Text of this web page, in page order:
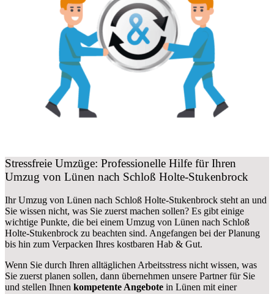
Stressfreie Umzüge: Professionelle Hilfe für Ihren
Umzug von Lünen nach Schloß Holte-Stukenbrock
Ihr Umzug von Lünen nach Schloß Holte-Stukenbrock steht an und
Sie wissen nicht, was Sie zuerst machen sollen? Es gibt einige
wichtige Punkte, die bei einem Umzug von Lünen nach Schloß
Holte-Stukenbrock zu beachten sind. Angefangen bei der Planung
bis hin zum Verpacken Ihres kostbaren Hab & Gut.
Wenn Sie durch Ihren alltäglichen Arbeitsstress nicht wissen, was
Sie zuerst planen sollen, dann übernehmen unsere Partner für Sie
und stellen Ihnen kompetente Angebote in Lünen mit einer